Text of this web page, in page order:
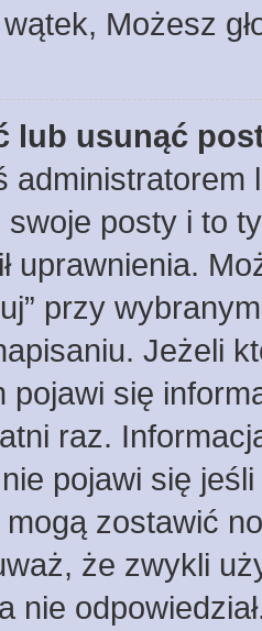
Możesz
lub usunąć
posty i to
uprawnienia.
przy
Jeżeli
pojawi się
raz.
pojawi się
zostawić
że zwykli
nie